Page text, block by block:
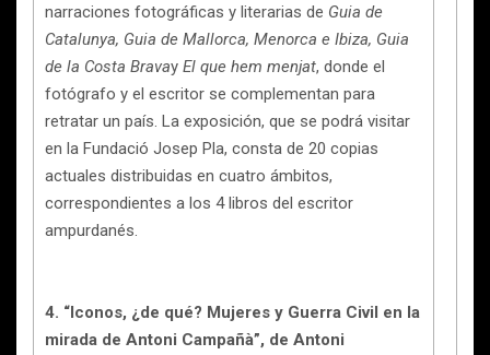
narraciones fotográficas y literarias de Guia de
Catalunya, Guia de Mallorca, Menorca e Ibiza, Guia
de la Costa Bravay El que hem menjat, donde el
fotógrafo y el escritor se complementan para
retratar un país. La exposición, que se podrá visitar
en la Fundació Josep Pla, consta de 20 copias
actuales distribuidas en cuatro ámbitos,
correspondientes a los 4 libros del escritor
ampurdanés.
4. “Iconos, ¿de qué? Mujeres y Guerra Civil en la
mirada de Antoni Campañà”, de Antoni